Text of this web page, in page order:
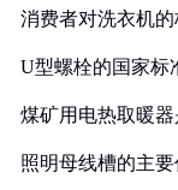
消费者对洗衣机
U型螺栓的国家标
煤矿用电热取暖
照明母线槽的主